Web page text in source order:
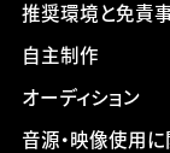
推奨環境と免責
自主制作
オーディション
音源・映像使用に